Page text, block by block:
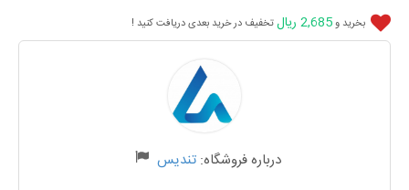
بخرید و2,685 ریال تخفیف در خرید بعدی دریافت کنید !
درباره فروشگاه: تندیس